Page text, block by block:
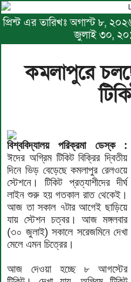
প্রিন্ট এর তারিখঃ অগাস্ট ৮,
জুলাই ৩০,
কমলাপুরে
বিশ্ববিদ্যালয় পরিক্রমা ডেস্ক :
ঈদের অগ্রিম টিকিট বিক্রির দ্বিতীয়
দিনে ভিড় বেড়েছে কমলাপুর রেলওয়ে
স্টেশনে। টিকিট প্রত্যাশীদের দীর্ঘ
লাইন শুরু হয় গতকাল রাত থেকেই।
আজ তা সকাল ৭টার আগেই ছাড়িয়ে
যায় স্টেশন চত্বর। আজ মঙ্গলবার
(৩০ জুলাই) সকালে সরেজমিনে দেখা
মেলে এমন চিত্রের।
আজ দেওয়া হচ্ছে ৮ আগস্টের